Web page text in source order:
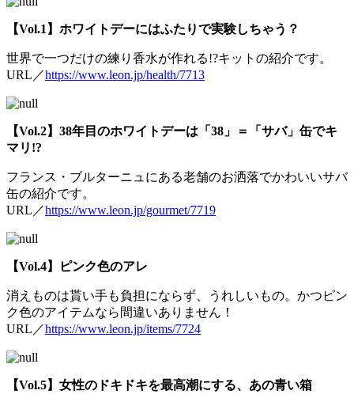
【Vol.1】ホワイトデーにはふたりで実験しちゃう？
世界で一つだけの練り香水が作れる!?キットの紹介です。
URL／https://www.leon.jp/health/7713
【Vol.2】38年目のホワイトデーは「38」＝「サバ」缶でキ
マリ!?
フランス・ブルターニュにある老舗のお洒落でかわいいサバ
缶の紹介です。
URL／https://www.leon.jp/gourmet/7719
【Vol.4】ピンク色のアレ
消えものは貰い手も負担にならず、うれしいもの。かつピン
ク色のアイテムなら間違いありません！
URL／https://www.leon.jp/items/7724
【Vol.5】女性のドキドキを最高潮にする、あの青い箱